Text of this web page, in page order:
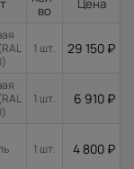
во
Цена
1 шт. 29 150 ₽
1 шт. 6 910 ₽
1 шт. 4 800 ₽